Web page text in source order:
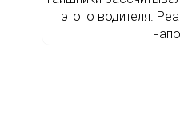
этого водителя.